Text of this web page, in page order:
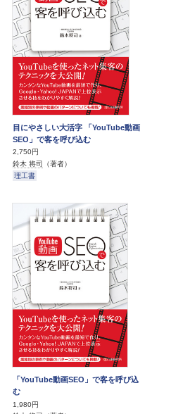
目にやさしい大活字 「YouTube動画
SEO」で客を呼び込む
2,750円
鈴木 将司
（著者）
理工書
「YouTube動画SEO」で客を呼び込
む
1,980円